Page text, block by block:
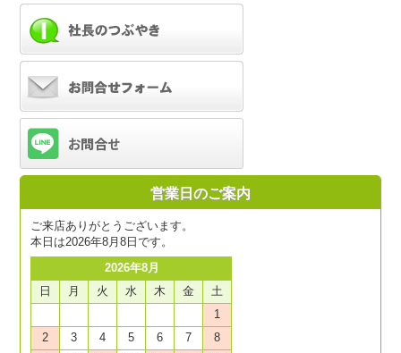
営業日のご案内
ご来店ありがとうございます。
本日は2026年8月8日です。
2026年8月
日
月 火 水 木 金
土
1
2
3 4 5 6 7
8